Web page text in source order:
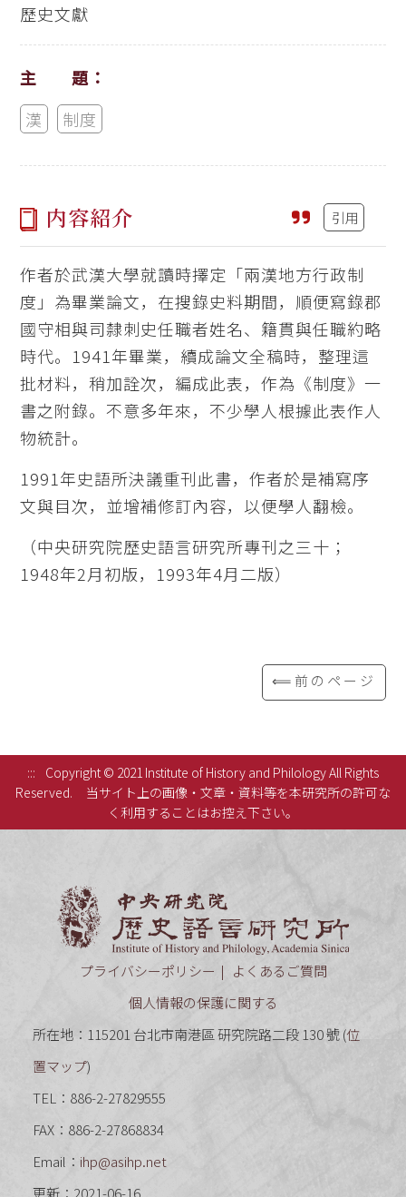
歷史文獻
主 題：
漢
制度
内容紹介 引用
作者於武漢大學就讀時擇定「兩漢地方行政制
度」為畢業論文，在搜錄史料期間，順便寫錄郡
國守相與司隸刺史任職者姓名、籍貫與任職約略
時代。1941年畢業，續成論文全稿時，整理這
批材料，稍加詮次，編成此表，作為《制度》一
書之附錄。不意多年來，不少學人根據此表作人
物統計。
1991年史語所決議重刊此書，作者於是補寫序
文與目次，並增補修訂內容，以便學人翻檢。
（中央研究院歷史語言研究所專刊之三十；
1948年2月初版，1993年4月二版）
⟸前のページ
:::
Copyright © 2021 Institute of History and Philology All Rights
Reserved.
当サイト上の画像・文章・資料等を本研究所の許可な
く利用することはお控え下さい。
プライバシーポリシー
よくあるご質問
個人情報の保護に関する
所在地：115201 台北市南港區 研究院路二段 130 號 (位
置マップ)
TEL：886-2-27829555
FAX：886-2-27868834
Email： ihp@asihp.net
更新：2021-06-16